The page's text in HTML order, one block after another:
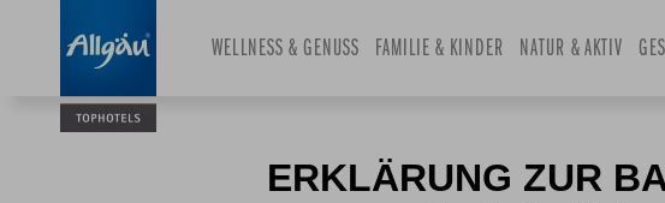
WELLNESS & GENUSS FAMILIE & KINDER NATUR & AKTIV
ERKLÄRUNG ZUR
select
the
question
select
the
question